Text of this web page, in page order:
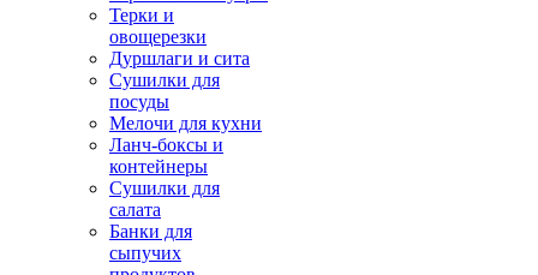
Терки и
овощерезки
Дуршлаги и сита
Сушилки для
посуды
Мелочи для кухни
Ланч-боксы и
контейнеры
Сушилки для
салата
Банки для
сыпучих